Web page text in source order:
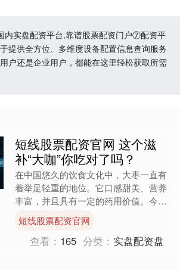
内实盘配资平台,靠谱股票配资门户⑦配资平
提供全方位、多维度设备配置信息查询服务
户还是企业用户，都能在这里轻松获取所需
短线股票配资官网 这个滋
补“大咖”你吃对了吗？
在中国悠久的饮食文化中，大枣一直有
着举足轻重的地位。它口感甜美、营养
丰富，并且具有一定的药用价值。今
天，就来跟大家聊聊如何科学食用大
枣，达到养生的目的。 它是天....
短线股票配资官网
查看： 165 分类： 实盘配资盘